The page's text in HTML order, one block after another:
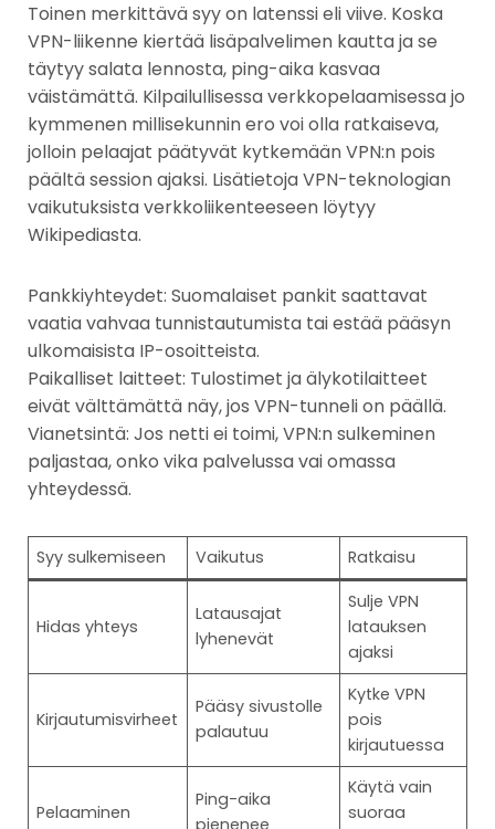
Toinen merkittävä syy on latenssi eli viive. Koska
VPN-liikenne kiertää lisäpalvelimen kautta ja se
täytyy salata lennosta, ping-aika kasvaa
väistämättä. Kilpailullisessa verkkopelaamisessa jo
kymmenen millisekunnin ero voi olla ratkaiseva,
jolloin pelaajat päätyvät kytkemään VPN:n pois
päältä session ajaksi. Lisätietoja VPN-teknologian
vaikutuksista verkkoliikenteeseen löytyy
Wikipediasta.
Pankkiyhteydet: Suomalaiset pankit saattavat
vaatia vahvaa tunnistautumista tai estää pääsyn
ulkomaisista IP-osoitteista.
Paikalliset laitteet: Tulostimet ja älykotilaitteet
eivät välttämättä näy, jos VPN-tunneli on päällä.
Vianetsintä: Jos netti ei toimi, VPN:n sulkeminen
paljastaa, onko vika palvelussa vai omassa
yhteydessä.
Syy sulkemiseen Vaikutus Ratkaisu
Hidas yhteys
Latausajat
lyhenevät
Sulje VPN
latauksen
ajaksi
Kirjautumisvirheet
Pääsy sivustolle
palautuu
Kytke VPN
pois
kirjautuessa
Pelaaminen
Ping-aika
Käytä vain
suoraa